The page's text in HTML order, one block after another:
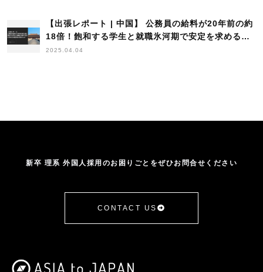
【出張レポート | 中国】 公務員の給料が20年前の約
18倍！飽和する学生と就職氷河期で安定を求める中
国学生の現状とは？
2025.04.04
新卒 理系 外国人採用のお困りごとをぜひお問合せください
CONTACT US